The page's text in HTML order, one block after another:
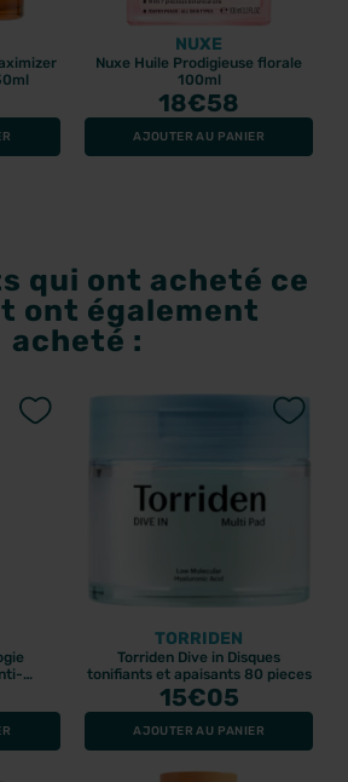
NUXE
Nuxe Huile Prodigieuse florale
100ml
18€58
AJOUTER AU PANIER
qui ont acheté ce
ont également
acheté :
TORRIDEN
Torriden Dive in Disques
tonifiants et apaisants 80 pieces
15€05
AJOUTER AU PANIER